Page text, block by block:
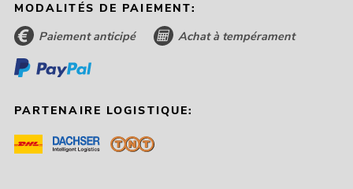
MODALITÉS DE PAIEMENT:
Paiement anticipé Achat à tempérament
PARTENAIRE LOGISTIQUE: